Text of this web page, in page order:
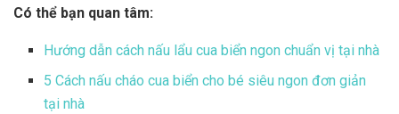
Có thể bạn quan tâm:
Hướng dẫn cách nấu lẩu cua biển ngon chuẩn vị tại nhà
5 Cách nấu cháo cua biển cho bé siêu ngon đơn giản
tại nhà